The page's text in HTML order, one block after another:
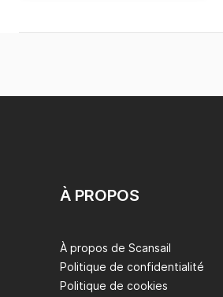
À PROPOS
À propos de Scansail
Politique de confidentialité
Politique de cookies